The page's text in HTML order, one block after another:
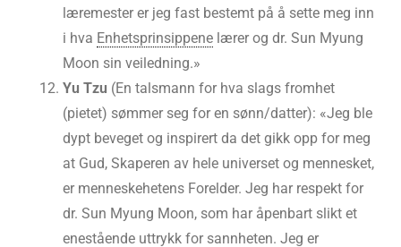
læremester er jeg fast bestemt på å sette meg inn
i hva Enhetsprinsippene lærer og dr. Sun Myung
Moon sin veiledning.»
Yu Tzu (En talsmann for hva slags fromhet
(pietet) sømmer seg for en sønn/datter): «Jeg ble
dypt beveget og inspirert da det gikk opp for meg
at Gud, Skaperen av hele universet og mennesket,
er menneskehetens Forelder. Jeg har respekt for
dr. Sun Myung Moon, som har åpenbart slikt et
enestående uttrykk for sannheten. Jeg er